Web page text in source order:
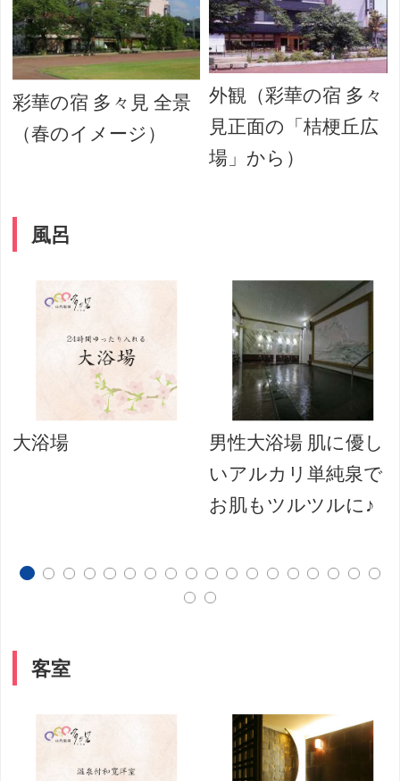
彩華の宿 多々見 全景
（春のイメージ）
外観（彩華の宿 多々
見正面の「桔梗丘広
場」から）
風呂
大浴場
男性大浴場 肌に優し
いアルカリ単純泉で
お肌もツルツルに♪
客室